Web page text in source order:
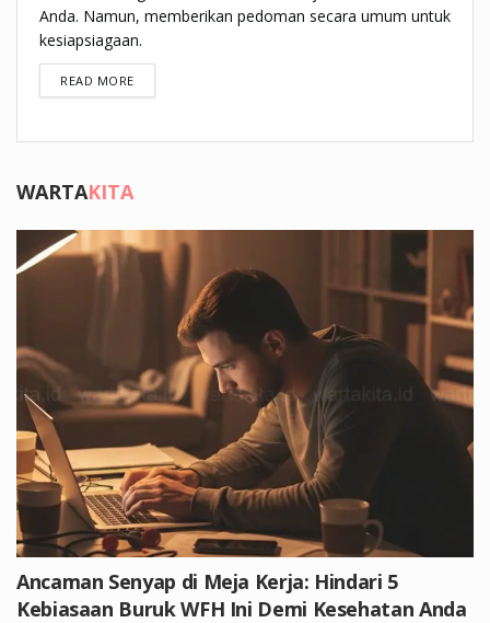
Anda. Namun, memberikan pedoman secara umum untuk
kesiapsiagaan.
READ MOREDETAILS
WARTAKITA
Ancaman Senyap di Meja Kerja: Hindari 5
Kebiasaan Buruk WFH Ini Demi Kesehatan Anda